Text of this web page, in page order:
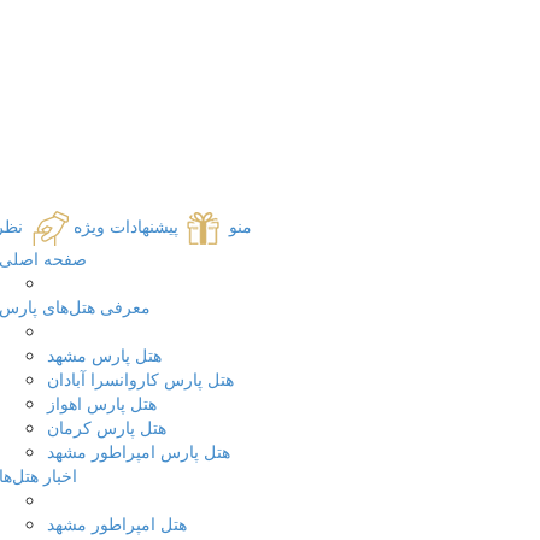
منو پیشنهادات ویژه
صفحه اصلی
معرفی هتل‌های پارس
هتل پارس مشهد
هتل پارس کاروانسرا آبادان
هتل پارس اهواز
هتل پارس کرمان
هتل پارس امپراطور مشهد
اخبار هتل‌ها
هتل امپراطور مشهد